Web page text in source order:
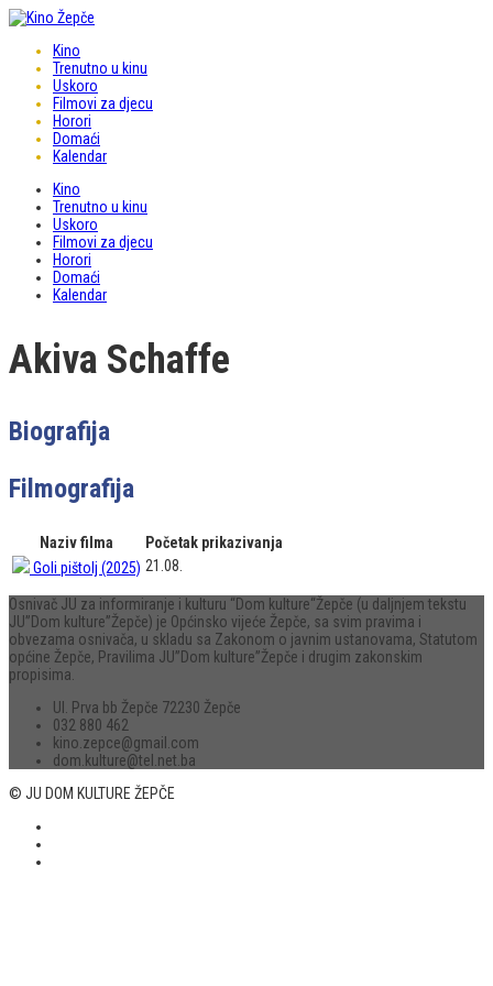
Kino
Trenutno u kinu
Uskoro
Filmovi za djecu
Horori
Domaći
Kalendar
Kino
Trenutno u kinu
Uskoro
Filmovi za djecu
Horori
Domaći
Kalendar
Akiva Schaffe
Biografija
Filmografija
Naziv filma
Početak prikazivanja
Goli pištolj (2025) 21.08.
Osnivač JU za informiranje i kulturu “Dom kulture“Žepče (u daljnjem tekstu
JU”Dom kulture”Žepče) je Općinsko vijeće Žepče, sa svim pravima i
obvezama osnivača, u skladu sa Zakonom o javnim ustanovama, Statutom
općine Žepče, Pravilima JU”Dom kulture”Žepče i drugim zakonskim
propisima.
Ul. Prva bb Žepče 72230 Žepče
032 880 462
kino.zepce@gmail.com
dom.kulture@tel.net.ba
© JU DOM KULTURE ŽEPČE